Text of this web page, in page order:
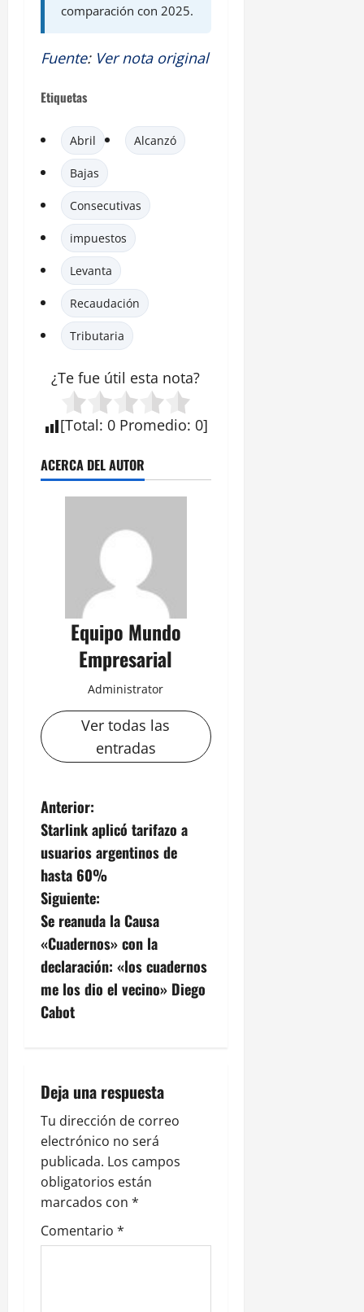
comparación con 2025.
Fuente: Ver nota original
Etiquetas
Abril Alcanzó
Bajas
Consecutivas
impuestos
Levanta
Recaudación
Tributaria
¿Te fue útil esta nota?
[Total: 0 Promedio: 0]
ACERCA DEL AUTOR
Equipo Mundo
Empresarial
Administrator
Ver todas las
entradas
N
a
v
e
g
a
c
ó
n
d
e
e
n
Anterior:
Starlink aplicó tarifazo a
usuarios argentinos de
hasta 60%
Siguiente:
Se reanuda la Causa
«Cuadernos» con la
declaración: «los cuadernos
me los dio el vecino» Diego
Cabot
Deja una respuesta
Tu dirección de correo
electrónico no será
publicada. Los campos
obligatorios están
marcados con *
Comentario *